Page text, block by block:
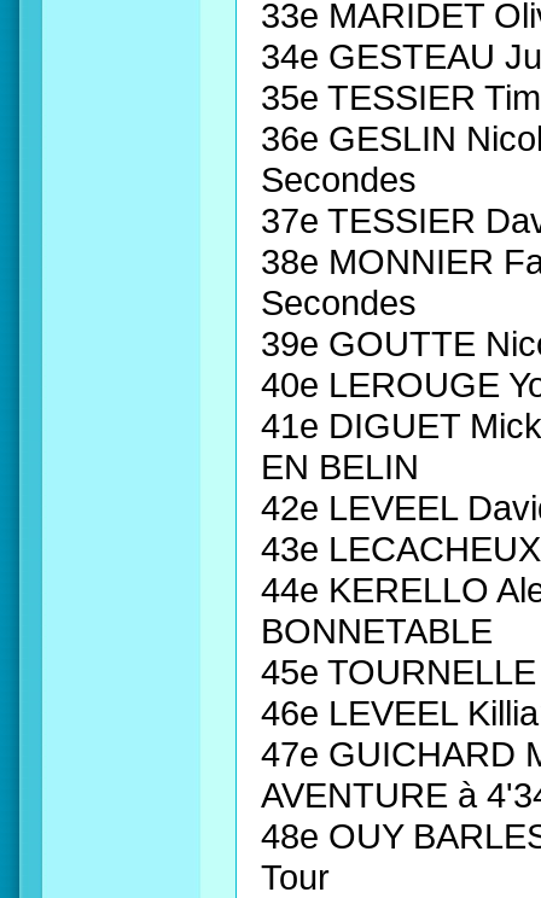
33e MARIDET
34e GESTEAU
35e TESSIER
36e GESLIN
Secondes
37e TESSIER
38e MONNIER
Secondes
39e GOUTTE
40e LEROUGE
41e DIGUET
EN BELIN
42e LEVEEL
43e
44e KERELLO
BONNETABLE
45e
46e LEVEEL
47e GUICHARD
AVENTURE à
48e OUY
Tour